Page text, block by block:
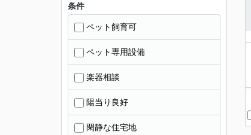
条件
ペット飼育可
ペット専用設備
楽器相談
陽当り良好
閑静な住宅地